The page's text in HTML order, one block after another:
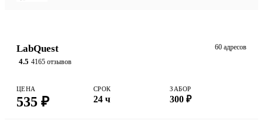
LabQuest
4.5 4165 отзывов
60 адресов
ЦЕНА
535 ₽
СРОК
24 ч
ЗАБОР
300 ₽